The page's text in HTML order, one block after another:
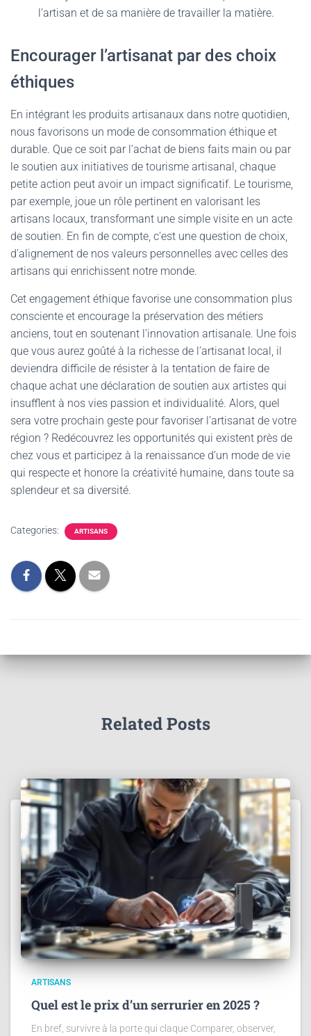
l’artisan et de sa manière de travailler la matière.
Encourager l’artisanat par des choix
éthiques
En intégrant les produits artisanaux dans notre quotidien,
nous favorisons un mode de consommation éthique et
durable. Que ce soit par l’achat de biens faits main ou par
le soutien aux initiatives de tourisme artisanal, chaque
petite action peut avoir un impact significatif. Le tourisme,
par exemple, joue un rôle pertinent en valorisant les
artisans locaux, transformant une simple visite en un acte
de soutien. En fin de compte, c’est une question de choix,
d’alignement de nos valeurs personnelles avec celles des
artisans qui enrichissent notre monde.
Cet engagement éthique favorise une consommation plus
consciente et encourage la préservation des métiers
anciens, tout en soutenant l’innovation artisanale. Une fois
que vous aurez goûté à la richesse de l’artisanat local, il
deviendra difficile de résister à la tentation de faire de
chaque achat une déclaration de soutien aux artistes qui
insufflent à nos vies passion et individualité. Alors, quel
sera votre prochain geste pour favoriser l’artisanat de votre
région ? Redécouvrez les opportunités qui existent près de
chez vous et participez à la renaissance d’un mode de vie
qui respecte et honore la créativité humaine, dans toute sa
splendeur et sa diversité.
Categories: ARTISANS
Related Posts
ARTISANS
Quel est le prix d’un serrurier en 2025 ?
En bref, survivre à la porte qui claque Comparer, observer,